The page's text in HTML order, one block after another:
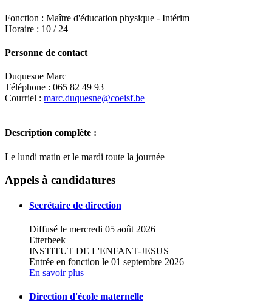
Fonction : Maître d'éducation physique - Intérim
Horaire : 10 / 24
Personne de contact
Duquesne Marc
Téléphone : 065 82 49 93
Courriel : marc.duquesne@coeisf.be
Description complète :
Le lundi matin et le mardi toute la journée
Institut Saint-Ferdinand - Ecole fond de
+
Leaflet |Map data ©
Appels à candidatures
Secrétaire de direction
Diffusé le mercredi 05 août 2026
Etterbeek
INSTITUT DE L'ENFANT-JESUS
Entrée en fonction le 01 septembre 2026
En savoir plus
Direction d'école maternelle